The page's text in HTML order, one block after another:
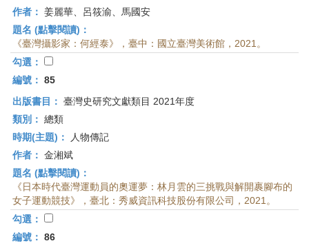
作者： 姜麗華、呂筱渝、馬國安
題名 (點擊閱讀)：
《臺灣攝影家：何經泰》，臺中：國立臺灣美術館，2021。
勾選：
編號： 85
出版書目： 臺灣史研究文獻類目 2021年度
類別： 總類
時期(主題)：
人物傳記
作者： 金湘斌
題名 (點擊閱讀)：
《日本時代臺灣運動員的奧運夢：林月雲的三挑戰與解開裹腳布的
女子運動競技》，臺北：秀威資訊科技股份有限公司，2021。
勾選：
編號： 86